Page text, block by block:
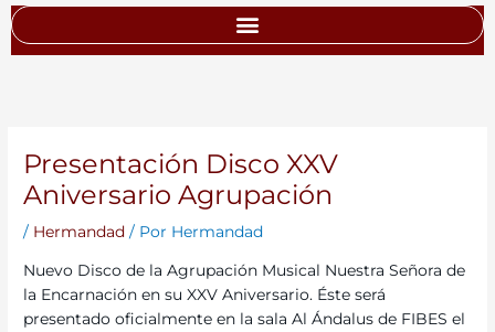
Presentación Disco XXV
Aniversario Agrupación
/ Hermandad / Por Hermandad
Nuevo Disco de la Agrupación Musical Nuestra Señora de
la Encarnación en su XXV Aniversario. Éste será
presentado oficialmente en la sala Al Ándalus de FIBES el